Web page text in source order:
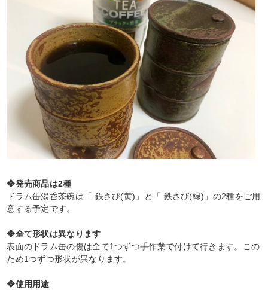
❖発売商品は2種
ドラム缶湯呑茶碗は「 鉄さび(黄)」と「 鉄さび(緑)」の2種をご用
意する予定です。
❖全て形状は異なります
表面のドラム缶の傷は全て1つずつ手作業で付けて行きます。この
ため1つずつ形状が異なります。
❖使用用途